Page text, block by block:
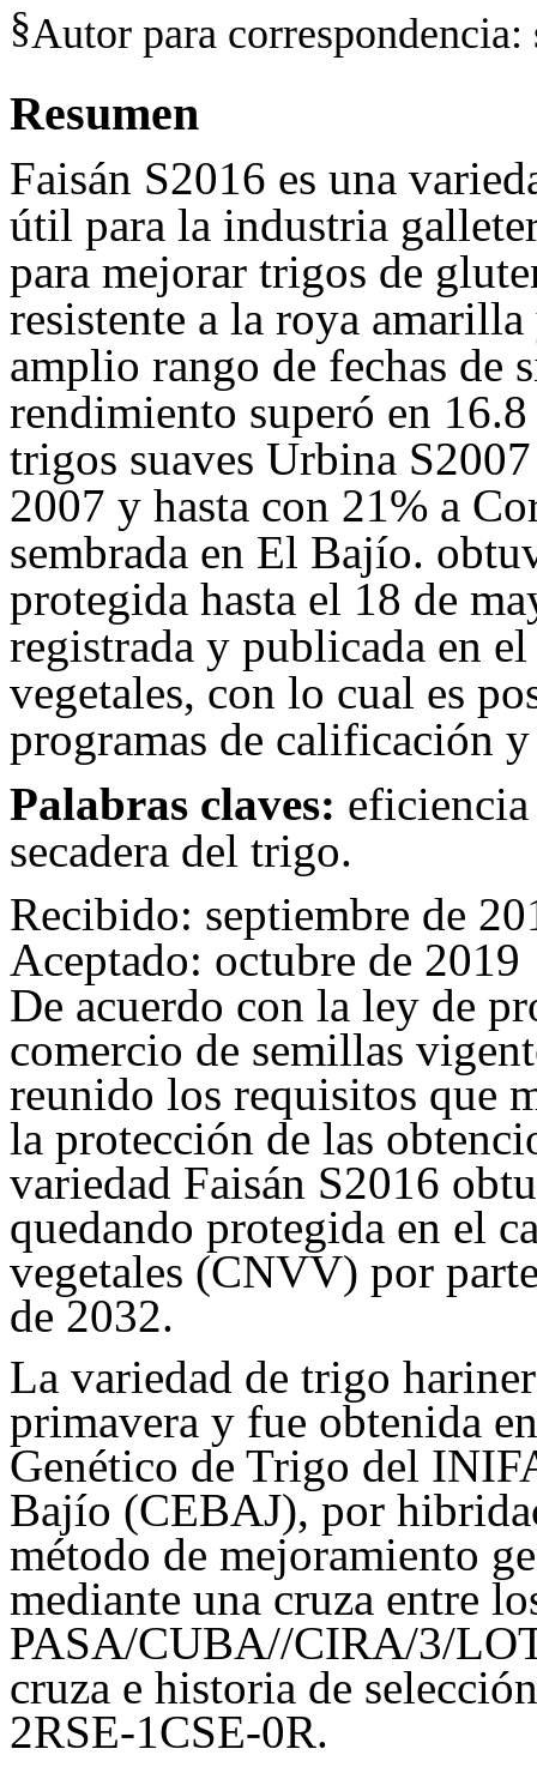
§Autor para
Resumen
Faisán S2016 es una
útil para la industria
para mejorar trigos de
resistente a la roya
amplio rango de fechas de
rendimiento superó en
trigos suaves Urbina
2007 y hasta con 21% a
sembrada en El Bajío.
protegida hasta el 18 de
registrada y publicada en
vegetales, con lo cual es
programas de calificación
Palabras claves:
secadera del trigo.
Recibido: septiembre de
Aceptado: octubre de 2019
De acuerdo con la ley de
comercio de semillas
reunido los requisitos que
la protección de las
variedad Faisán S2016
quedando protegida en el
vegetales (CNVV) por
de 2032.
La variedad de trigo
primavera y fue obtenida
Genético de Trigo del
Bajío (CEBAJ), por
método de mejoramiento
mediante una cruza entre
PASA/CUBA//CIRA/3/
cruza e historia de
2RSE-1CSE-0R.